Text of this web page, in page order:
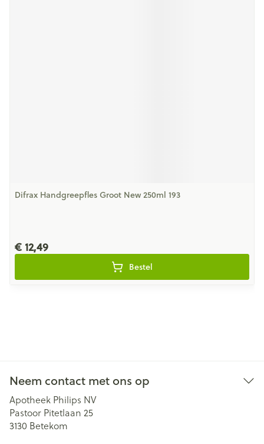
Difrax Handgreepfles Groot New 250ml 193
€ 12,49
Bestel
Neem contact met ons op
Apotheek Philips NV
Pastoor Pitetlaan 25
3130 Betekom